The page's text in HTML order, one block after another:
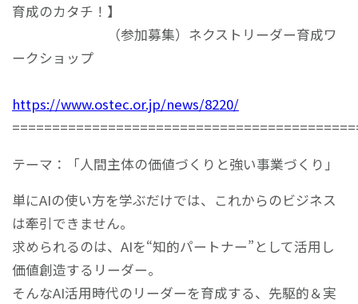
育成のカタチ！】
（参加募集）ネクストリーダー育成ワ
ークショップ
https://www.ostec.or.jp/news/8220/
テーマ：「人間主体の価値づくりと強い事業づくり」
単にAIの使い方を学ぶだけでは、これからのビジネス
は牽引できません。
求められるのは、AIを“知的パートナー”として活用し
価値創造するリーダー。
そんなAI活用時代のリーダーを育成する、先駆的＆実